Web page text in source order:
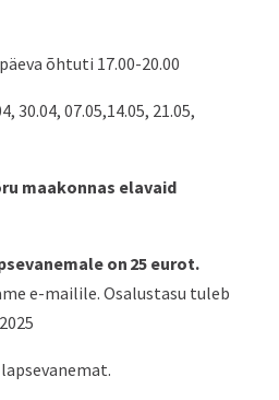
õhtuti 17.00-20.00
30.04, 07.05,14.05, 21.05,
maakonnas elavaid
on 25 eurot.
e-mailile. Osalustasu tuleb